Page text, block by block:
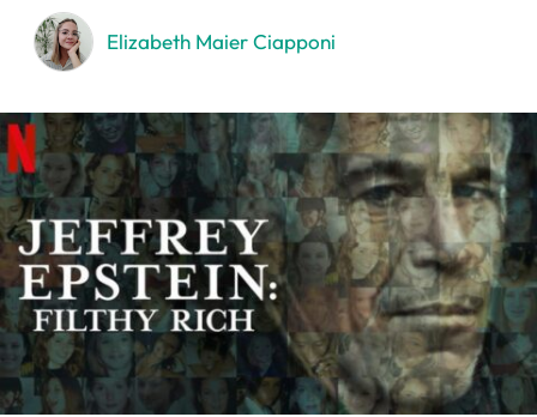
Elizabeth Maier Ciapponi